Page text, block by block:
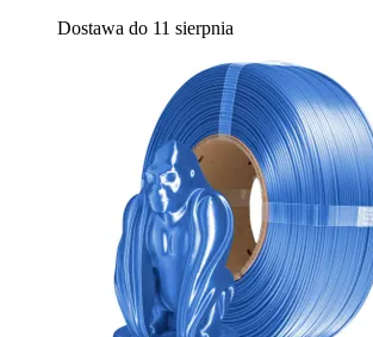
Dostawa do 11 sierpnia